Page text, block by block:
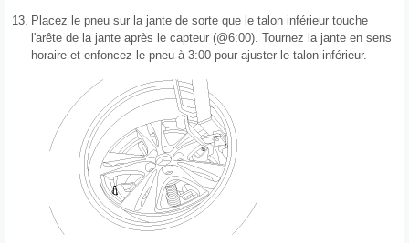
13. Placez le pneu sur la jante de sorte que le talon inférieur touche
l'arête de la jante après le capteur (@6:00). Tournez la jante en sens
horaire et enfoncez le pneu à 3:00 pour ajuster le talon inférieur.